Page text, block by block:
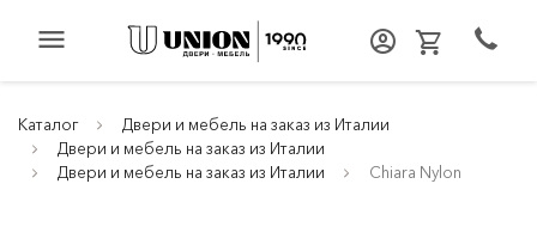
menu
Каталог
Двери и мебель на заказ из Италии
Двери и мебель на заказ из Италии
Двери и мебель на заказ из Италии
Chiara Nylon